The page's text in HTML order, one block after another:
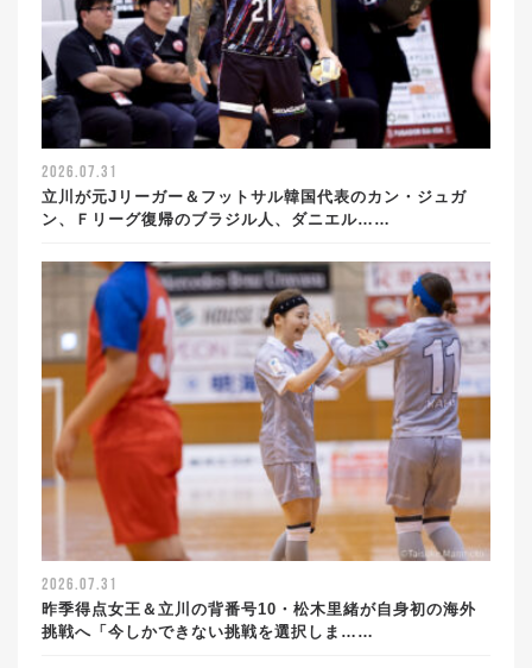
2026.07.31
立川が元Jリーガー＆フットサル韓国代表のカン・ジュガ
ン、Ｆリーグ復帰のブラジル人、ダニエル……
2026.07.31
昨季得点女王＆立川の背番号10・松木里緒が自身初の海外
挑戦へ「今しかできない挑戦を選択しま……